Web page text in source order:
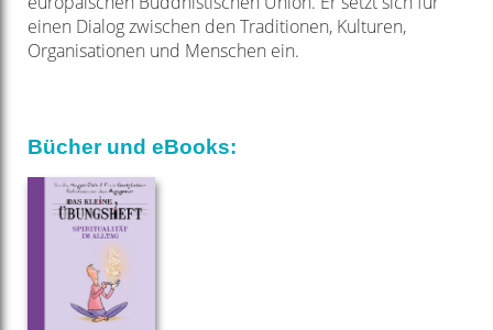
einen Dialog zwischen den Traditionen, Kulturen,
Organisationen und Menschen ein.
Bücher und eBooks: